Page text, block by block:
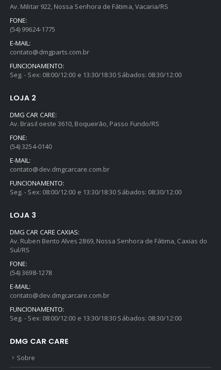
Av. Militar 922, Nossa Senhora de Fátima, Vacaria/RS
FONE:
(54) 99624-1775
E-MAIL:
contato@dmgparts.com.br
FUNCIONAMENTO:
Seg. - Sex: 08:00/12:00 e 13:30/18:30 Sábados: 08:30/12:00
LOJA 2
DMG CAR CARE:
Av. Brasil oeste 3610, Boqueirão, Passo Fundo/RS
FONE:
(54) 3254-0140
E-MAIL:
contato@dev.dmgcarcare.com.br
FUNCIONAMENTO:
Seg. - Sex: 08:00/12:00 e 13:30/18:30 Sábados: 08:30/12:00
LOJA 3
DMG CAR CARE CAXIAS:
Av. Ruben Bento Alves 2869, Nossa Senhora de Fátima, Caxias do
Sul/RS
FONE:
(54) 3698-1278
E-MAIL:
contato@dev.dmgcarcare.com.br
FUNCIONAMENTO:
Seg. - Sex: 08:00/12:00 e 13:30/18:30 Sábados: 08:30/12:00
DMG CAR CARE
Sobre